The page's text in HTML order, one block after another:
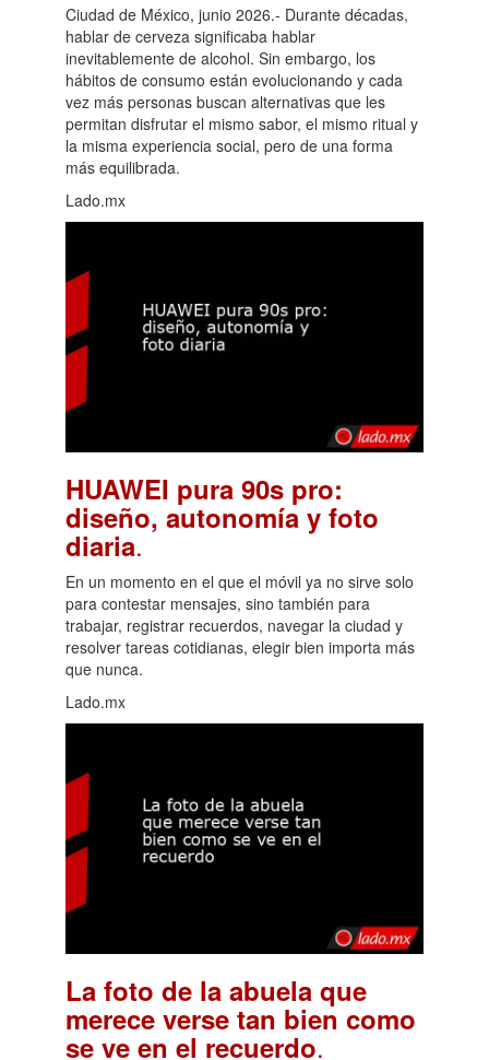
Ciudad de México, junio 2026.- Durante décadas,
hablar de cerveza significaba hablar
inevitablemente de alcohol. Sin embargo, los
hábitos de consumo están evolucionando y cada
vez más personas buscan alternativas que les
permitan disfrutar el mismo sabor, el mismo ritual y
la misma experiencia social, pero de una forma
más equilibrada.
Lado.mx
HUAWEI pura 90s pro:
diseño, autonomía y foto
diaria.
En un momento en el que el móvil ya no sirve solo
para contestar mensajes, sino también para
trabajar, registrar recuerdos, navegar la ciudad y
resolver tareas cotidianas, elegir bien importa más
que nunca.
Lado.mx
La foto de la abuela que
merece verse tan bien como
se ve en el recuerdo.